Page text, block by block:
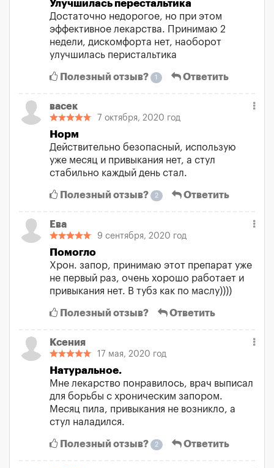
Улучшилась перестальтика
Достаточно недорогое, но при этом
эффективное лекарства. Принимаю 2
недели, дискомфорта нет, наоборот
улучшилась перистальтика
Полезный отзыв? 1 Ответить
васек
7 октября, 2020 год
Норм
Действительно безопасный, использую
уже месяц и привыкания нет, а стул
стабильно каждый день стал.
Полезный отзыв? 2 Ответить
Ева
9 сентября, 2020 год
Помогло
Хрон. запор, принимаю этот препарат уже
не первый раз, очень хорошо работает и
привыкания нет. В тубз как по маслу))))
Полезный отзыв? Ответить
Ксения
17 мая, 2020 год
Натуральное.
Мне лекарство понравилось, врач выписал
для борьбы с хроническим запором.
Месяц пила, привыкания не возникло, а
стул наладился.
Полезный отзыв? 2 Ответить